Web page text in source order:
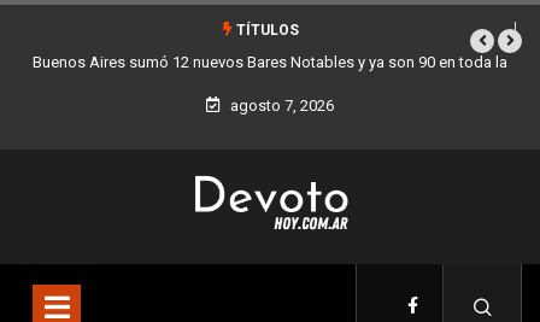
TÍTULOS
y ya son 90 en toda la Los stands móviles de la Ciudad llegan esta
agosto 7, 2026